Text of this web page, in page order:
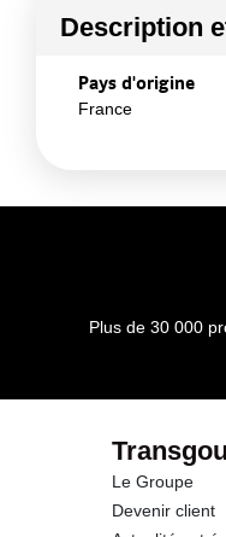
Description
Pays d'origine
France
Plus de 30 000
Le Groupe
Devenir client